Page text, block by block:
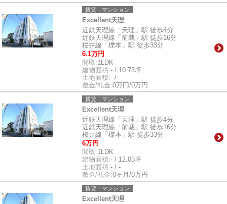
賃貸｜マンション
Excellent天理
近鉄天理線「天理」駅 徒歩4分
近鉄天理線「前栽」駅 徒歩16分
桜井線「櫟本」駅 徒歩33分
6.1万円
間取:1LDK
建物面積:- / 10.73坪
土地面積:- / -
敷金/礼金:0万円/0万円
賃貸｜マンション
Excellent天理
近鉄天理線「天理」駅 徒歩4分
近鉄天理線「前栽」駅 徒歩16分
桜井線「櫟本」駅 徒歩33分
6万円
間取:1LDK
建物面積:- / 12.05坪
土地面積:- / -
敷金/礼金:0ヶ月/0万円
賃貸｜マンション
Excellent天理